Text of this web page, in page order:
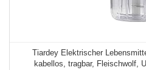
Tiardey Elektrischer
kabellos, tragbar, Fleischwolf,